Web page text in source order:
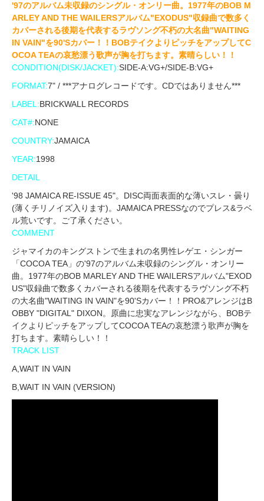
'97のアルバム未収録のシングル・オンリー曲。1977年のBOB M
ARLEY AND THE WAILERSアルバム"EXODUS"収録曲で数多く
カバーされる後期を代表するラヴソング不朽の大名曲"WAITING
IN VAIN"を90'Sカバー！！BOBテイクよりピッチをアップしてC
OCOA TEAの哀愁漂う歌声が胸を打ちます。素晴らしい！！
CONDITION(DISK/JACKET):SIDE-A:VG+/SIDE-B:VG+
FORMAT:7" / ***アナログレコードです。CDではありません***
LABEL:BRICKWALL RECORDS
CAT#:NONE
COUNTRY:JAMAICA
YEAR:1998
DETAIL
'98 JAMAICA RE-ISSUE 45"。DISC両面表面的な薄いスレ・曇り
(薄くチリノイズ入ります)。JAMAICA PRESSなのでプレス&ラベ
ル荒いです。ご了承ください。
COMMENT
ジャマイカのキングストンで生まれの名男性レゲエ・シンガー
「COCOA TEA」の'97のアルバム未収録のシングル・オンリー
曲。1977年のBOB MARLEY AND THE WAILERSアルバム"EXOD
US"収録曲で数多くカバーされる後期を代表するラヴソング不朽
の大名曲"WAITING IN VAIN"を90'Sカバー！！PRO&アレンジはB
OBBY "DIGITAL" DIXON。原曲に忠実なアレンジながら、BOBテ
イクよりピッチをアップしてCOCOA TEAの哀愁漂う歌声が胸を
打ちます。素晴らしい！！
TRACK LIST
A,WAIT IN VAIN
B,WAIT IN VAIN (VERSION)